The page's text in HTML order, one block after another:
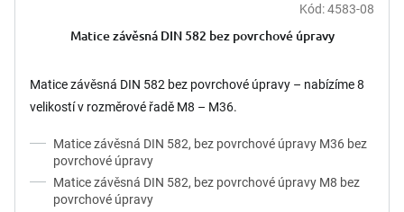
Kód:4583-08
Matice závěsná DIN 582 bez povrchové úpravy
Matice závěsná DIN 582 bez povrchové úpravy – nabízíme 8
velikostí v rozměrové řadě M8 – M36.
Matice závěsná DIN 582, bez povrchové úpravy M36 bez
povrchové úpravy
Matice závěsná DIN 582, bez povrchové úpravy M8 bez
povrchové úpravy